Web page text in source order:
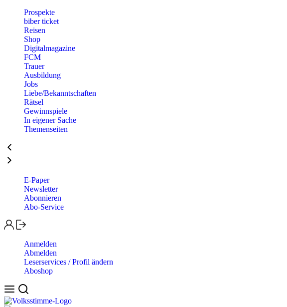
Prospekte
biber ticket
Reisen
Shop
Digitalmagazine
FCM
Trauer
Ausbildung
Jobs
Liebe/Bekanntschaften
Rätsel
Gewinnspiele
In eigener Sache
Themenseiten
E-Paper
Newsletter
Abonnieren
Abo-Service
Anmelden
Abmelden
Leserservices / Profil ändern
Aboshop